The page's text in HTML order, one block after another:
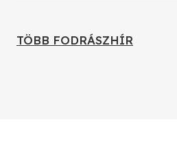
TÖBB FODRÁSZHÍR